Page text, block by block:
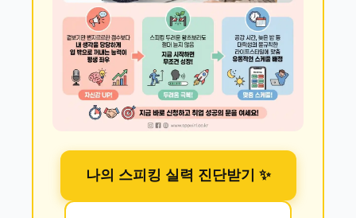
나의 스피킹 실력 진단받기 ✨